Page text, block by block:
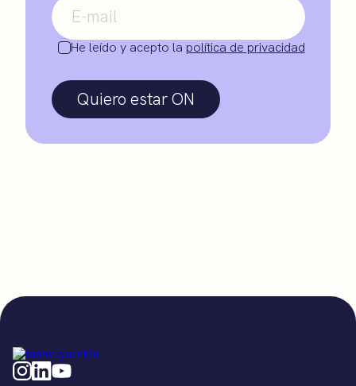
He leído y acepto la política de privacidad
Quiero estar ON